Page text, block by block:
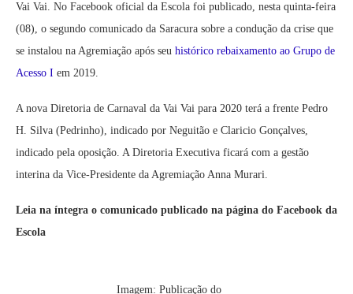
Vai Vai. No Facebook oficial da Escola foi publicado, nesta quinta-feira
(08), o segundo comunicado da Saracura sobre a condução da crise que
se instalou na Agremiação após seu histórico rebaixamento ao Grupo de
Acesso I em 2019.
A nova Diretoria de Carnaval da Vai Vai para 2020 terá a frente Pedro
H. Silva (Pedrinho), indicado por Neguitão e Claricio Gonçalves,
indicado pela oposição. A Diretoria Executiva ficará com a gestão
interina da Vice-Presidente da Agremiação Anna Murari.
Leia na íntegra o comunicado publicado na página do Facebook da
Escola
Imagem: Publicação do